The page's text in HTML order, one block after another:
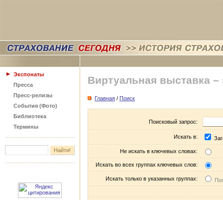
Экспонаты
Пресса
Пресс-релизы
События (Фото)
Библиотека
Термины
Виртуальная выставка –
Главная / Поиск
Поисковый запрос:
Искать в:
Не искать в ключевых словах:
Искать во всех группах ключевых слов:
Искать только в указанных группах: